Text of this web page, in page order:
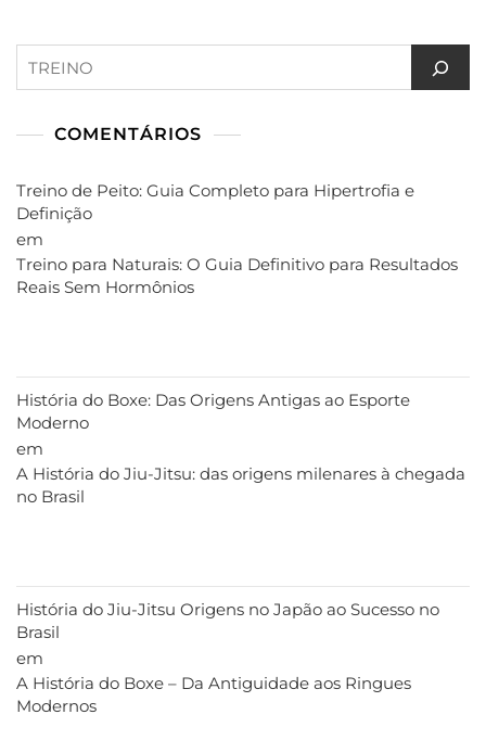
COMENTÁRIOS
Treino de Peito: Guia Completo para Hipertrofia e
Definição
em
Treino para Naturais: O Guia Definitivo para Resultados
Reais Sem Hormônios
História do Boxe: Das Origens Antigas ao Esporte
Moderno
em
A História do Jiu-Jitsu: das origens milenares à chegada
no Brasil
História do Jiu-Jitsu Origens no Japão ao Sucesso no
Brasil
em
A História do Boxe – Da Antiguidade aos Ringues
Modernos